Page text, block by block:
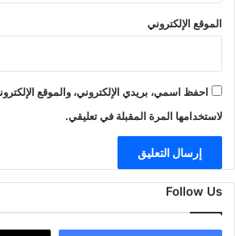
الموقع الإلكتروني
احفظ اسمي، بريدي الإلكتروني، والموقع
لاستخدامها المرة المقبلة في تعليقي.
Follow Us